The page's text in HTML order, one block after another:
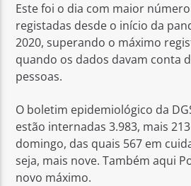
Este foi o dia com maior
registadas desde o início da
2020, superando o máximo
quando os dados davam conta
pessoas.
O boletim epidemiológico da
estão internadas 3.983, mais
domingo, das quais 567 em
seja, mais nove. Também aqui
novo máximo.